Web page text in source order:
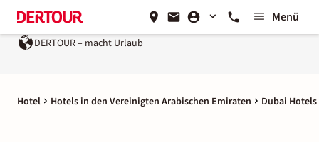
Menü
– macht Urlaub
Hotel Hotels in den Vereinigten Arabischen Emiraten Dubai Hotels